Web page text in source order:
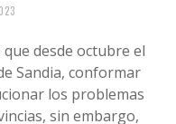
desde octubre el
Sandia, conformar
los problemas
sin embargo,